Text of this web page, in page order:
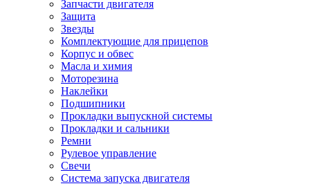
Запчасти двигателя
Защита
Звезды
Комплектующие для прицепов
Корпус и обвес
Масла и химия
Моторезина
Наклейки
Подшипники
Прокладки выпускной системы
Прокладки и сальники
Ремни
Рулевое управление
Свечи
Система запуска двигателя